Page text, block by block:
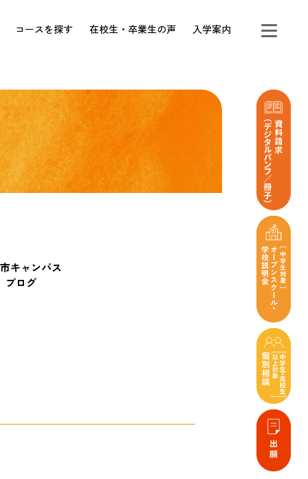
コースを探す 在校生・卒業生の声 入学案内
キャンパス
ブログ